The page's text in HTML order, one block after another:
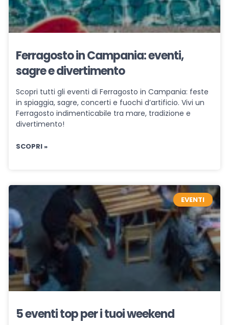
Ferragosto in Campania: eventi,
sagre e divertimento
Scopri tutti gli eventi di Ferragosto in Campania: feste
in spiaggia, sagre, concerti e fuochi d’artificio. Vivi un
Ferragosto indimenticabile tra mare, tradizione e
divertimento!
SCOPRI »
EVENTI
5 eventi top per i tuoi weekend